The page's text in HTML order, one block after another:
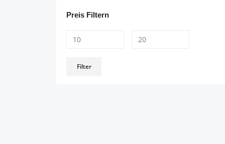
Preis Filtern
Preis
Preis
Filter